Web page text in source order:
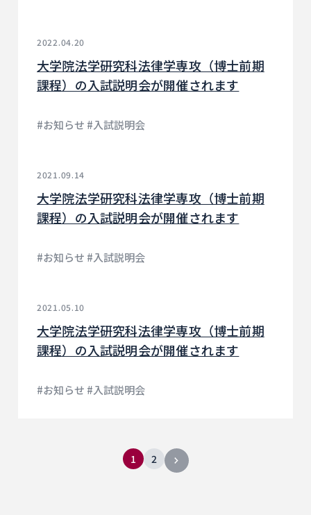
2022.04.20
大学院法学研究科法律学専攻（博士前期
課程）の入試説明会が開催されます
#お知らせ #入試説明会
2021.09.14
大学院法学研究科法律学専攻（博士前期
課程）の入試説明会が開催されます
#お知らせ #入試説明会
2021.05.10
大学院法学研究科法律学専攻（博士前期
課程）の入試説明会が開催されます
#お知らせ #入試説明会
1 2